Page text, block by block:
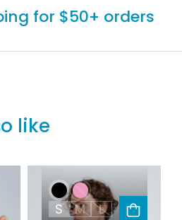
for $50+ orders
like
S M L